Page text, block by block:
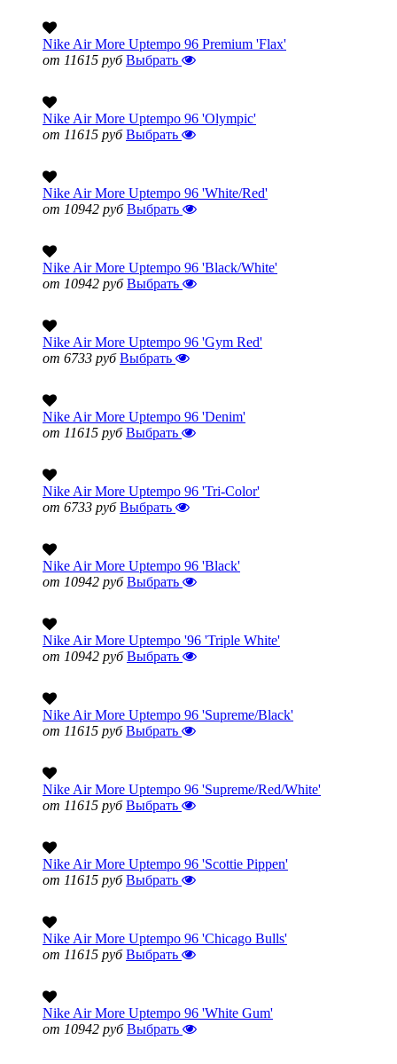
Nike Air More Uptempo 96 Premium 'Flax'
от 11615 руб Выбрать
Nike Air More Uptempo 96 'Olympic'
от 11615 руб Выбрать
Nike Air More Uptempo 96 'White/Red'
от 10942 руб Выбрать
Nike Air More Uptempo 96 'Black/White'
от 10942 руб Выбрать
Nike Air More Uptempo 96 'Gym Red'
от 6733 руб Выбрать
Nike Air More Uptempo 96 'Denim'
от 11615 руб Выбрать
Nike Air More Uptempo 96 'Tri-Color'
от 6733 руб Выбрать
Nike Air More Uptempo 96 'Black'
от 10942 руб Выбрать
Nike Air More Uptempo '96 'Triple White'
от 10942 руб Выбрать
Nike Air More Uptempo 96 'Supreme/Black'
от 11615 руб Выбрать
Nike Air More Uptempo 96 'Supreme/Red/White'
от 11615 руб Выбрать
Nike Air More Uptempo 96 'Scottie Pippen'
от 11615 руб Выбрать
Nike Air More Uptempo 96 'Chicago Bulls'
от 11615 руб Выбрать
Nike Air More Uptempo 96 'White Gum'
от 10942 руб Выбрать